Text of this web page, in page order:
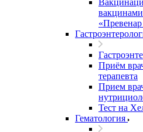
Приём
терапевта
Прием
Тест на
Гематология